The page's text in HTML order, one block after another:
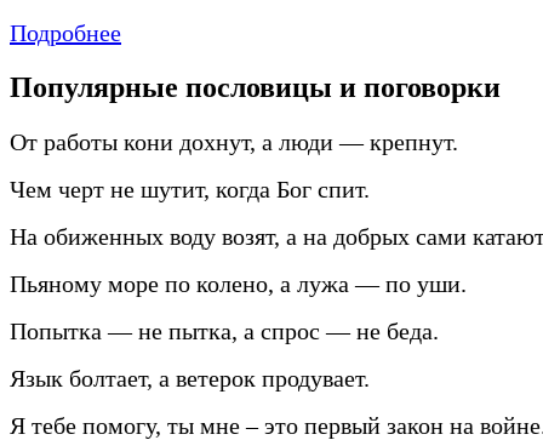
Подробнее
Популярные пословицы и поговорки
От работы кони дохнут, а люди — крепнут.
Чем черт не шутит, когда Бог спит.
На обиженных воду возят, а на добрых сами
Пьяному море по колено, а лужа — по уши.
Попытка — не пытка, а спрос — не беда.
Язык болтает, а ветерок продувает.
Я тебе помогу, ты мне – это первый закон на